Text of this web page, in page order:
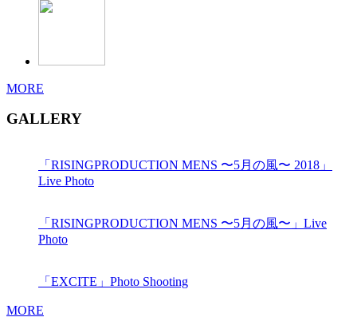
MORE
GALLERY
「RISINGPRODUCTION MENS 〜5月の風〜 2018」
Live Photo
「RISINGPRODUCTION MENS 〜5月の風〜」Live
Photo
「EXCITE」Photo Shooting
MORE